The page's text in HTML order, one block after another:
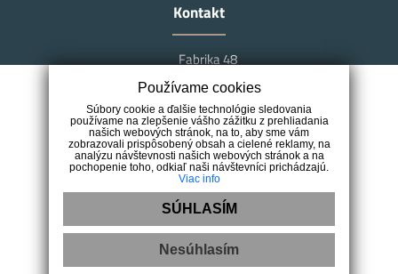
Kontakt
Fabrika 48
Južná trieda 48
040 01 Košice
+421 907 450 248
info@marksreal.sk
Používame cookies
Súbory cookie a ďalšie technológie sledovania
používame na zlepšenie vášho zážitku z prehliadania
našich webových stránok, na to, aby sme vám
zobrazovali prispôsobený obsah a cielené reklamy, na
analýzu návštevnosti našich webových stránok a na
pochopenie toho, odkiaľ naši návštevníci prichádzajú.
Viac info
SÚHLASÍM
Nesúhlasím